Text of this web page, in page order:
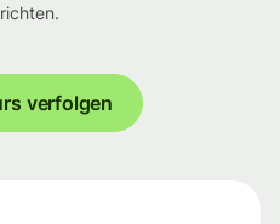
verfolgen